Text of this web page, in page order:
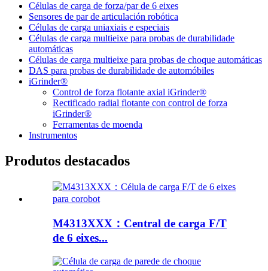
Células de carga de forza/par de 6 eixes
Sensores de par de articulación robótica
Células de carga uniaxiais e especiais
Células de carga multieixe para probas de durabilidade
automáticas
Células de carga multieixe para probas de choque automáticas
DAS para probas de durabilidade de automóbiles
iGrinder®
Control de forza flotante axial iGrinder®
Rectificado radial flotante con control de forza
iGrinder®
Ferramentas de moenda
Instrumentos
Produtos destacados
M4313XXX：Central de carga F/T
de 6 eixes...